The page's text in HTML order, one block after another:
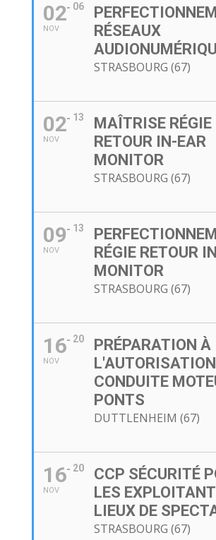
02
NOV
06
RÉSEAUX
STRASBOURG (67)
02
NOV
13
MAÎTRISE RÉGIE
RETOUR IN-EAR
MONITOR
STRASBOURG (67)
09
NOV
13
RÉGIE RETOUR
MONITOR
STRASBOURG (67)
16
NOV
20
PRÉPARATION À
CONDUITE
PONTS
DUTTLENHEIM (67)
16
NOV
20
CCP SÉCURITÉ
LES
LIEUX DE
STRASBOURG (67)